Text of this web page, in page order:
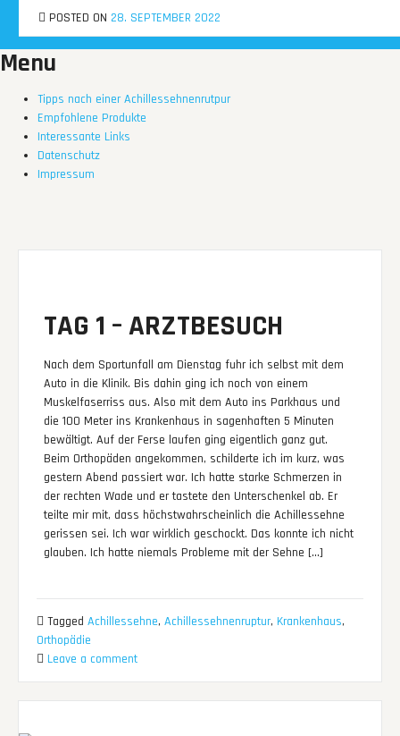
contentbraasimodo.de
Menu
Tipps nach einer Achillessehnenrutpur
Empfohlene Produkte
Interessante Links
Datenschutz
Impressum
POSTED ON 28. SEPTEMBER 2022
TAG 1 – ARZTBESUCH
Nach dem Sportunfall am Dienstag fuhr ich selbst mit dem
Auto in die Klinik. Bis dahin ging ich noch von einem
Muskelfaserriss aus. Also mit dem Auto ins Parkhaus und
die 100 Meter ins Krankenhaus in sagenhaften 5 Minuten
bewältigt. Auf der Ferse laufen ging eigentlich ganz gut.
Beim Orthopäden angekommen, schilderte ich im kurz, was
gestern Abend passiert war. Ich hatte starke Schmerzen in
der rechten Wade und er tastete den Unterschenkel ab. Er
teilte mir mit, dass höchstwahrscheinlich die Achillessehne
gerissen sei. Ich war wirklich geschockt. Das konnte ich nicht
glauben. Ich hatte niemals Probleme mit der Sehne […]
TaggedAchillessehne,Achillessehnenruptur, Krankenhaus,
Orthopädie
Leave a comment
POSTED ON 28. SEPTEMBER 2022
POSTED ON 28. SEPTEMBER 2022